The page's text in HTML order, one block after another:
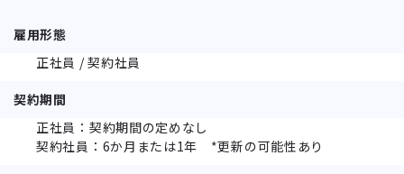
雇用形態
正社員 / 契約社員
契約期間
正社員：契約期間の定めなし
契約社員：6か月または1年 *更新の可能性あり